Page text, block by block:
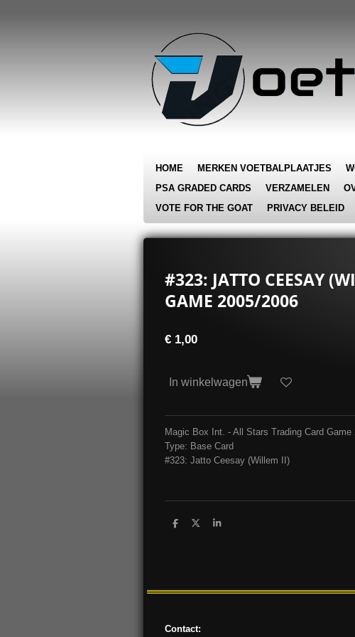
HOME MERKEN VOETBALPLAATJES
PSA GRADED CARDS
VERZAMELEN
VOTE FOR THE GOAT
PRIVACY BELEID
#323: JATTO CEESAY
GAME 2005/2006
€ 1,00
In winkelwagen
Magic Box Int. - All Stars Trading Card Game
Type: Base Card
#323: Jatto Ceesay (Willem II)
D
D
S
Contact: